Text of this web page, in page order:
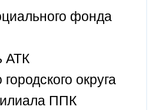
фонда
АТК
округа
ППК